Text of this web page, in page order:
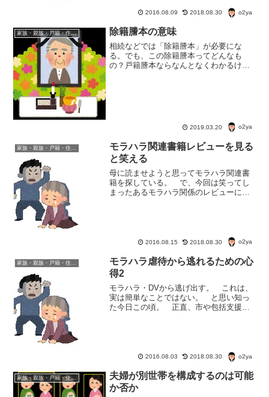
2016.08.09 2018.08.30 o2ya
家族・親族・戸籍・住民票・老後のお金・遺産・相続 除籍謄本の意味
相続などでは「除籍謄本」が必要にな
る。でも、この除籍謄本ってどんなも
の？戸籍謄本ならなんとなくわかるけ
2019.03.20 o2ya
家族・親族・戸籍・住民票・老後のお金・遺産・相続
モラハラ関連書籍レビューを見る
と笑える
母に読ませようと思ってモラハラ関連書
籍を探している。 で、今回は笑ってし
まったあるモラハラ関係のレビューにつ
2016.08.15 2018.08.30 o2ya
モラハラ虐待から逃れるための心
得2
モラハラ・DVから逃げ出す。 これは、
実は簡単なことではない。 と思い知っ
た今日この頃。 正直、市や包括支援セ
2016.08.03 2018.08.30 o2ya
家族・親族・戸籍・住民票・老後のお金・遺産・相続
夫婦が別世帯を構成するのは可能
か否か